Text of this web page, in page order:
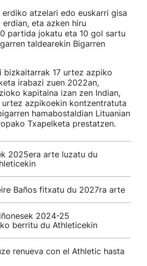
atzelari edo euskarri gisa
eta azken hiru
partida jokatu eta 10 gol sartu
taldearekin Bigarren
bizkaitarrak 17 urtez azpiko
irabazi zuen 2022an,
kapitaina izan zen Indian,
urtez azpikoekin kontzentratuta
hamabostaldian Lituanian
Txapelketa prestatzen.
2025era arte luzatu du
Baños fitxatu du 2027ra arte
2024-25
berritu du Athleticekin
renueva con el Athletic hasta